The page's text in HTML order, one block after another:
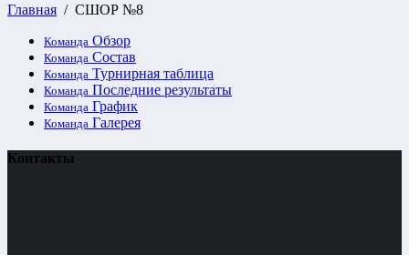
Главная СШОР №8
Команда Обзор
Команда Состав
Команда Турнирная таблица
Команда Последние результаты
Команда График
Команда Галерея
Контакты